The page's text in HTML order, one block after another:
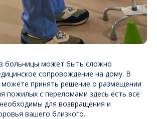
больницы может быть сложно
сопровождение на дому. В
можете принять решение о размещении
пожилых с переломами здесь есть все
для возвращения и
вашего близкого.